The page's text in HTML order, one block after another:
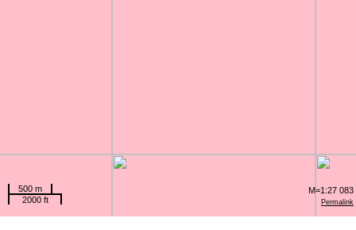
Permalink
500 m
2000 ft
M=1:27 083